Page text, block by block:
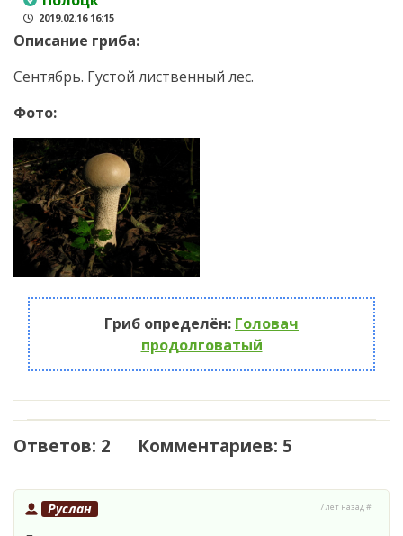
2019.02.16 16:15
Описание гриба:
Сентябрь. Густой лиственный лес.
Фото:
Гриб определён: Головач
продолговатый
Ответов: 2 Комментариев: 5
Руслан 7 лет назад #